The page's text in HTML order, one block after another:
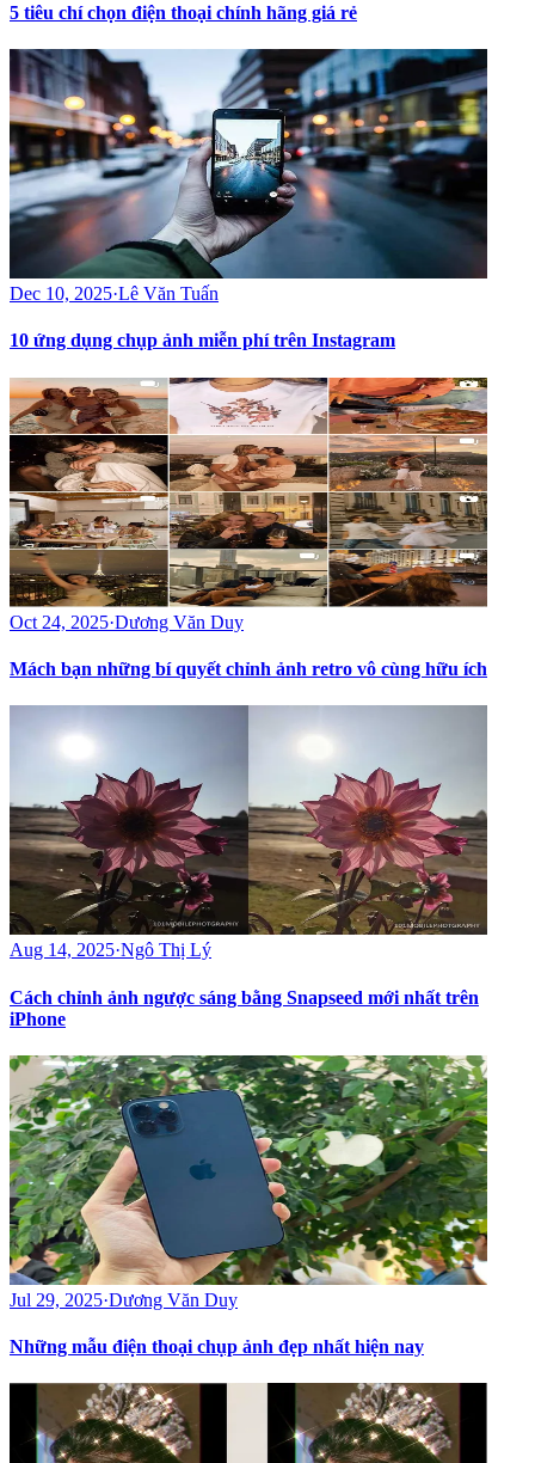
5 tiêu chí chọn điện thoại chính hãng giá rẻ
Dec 10, 2025·Lê Văn Tuấn
10 ứng dụng chụp ảnh miễn phí trên Instagram
Oct 24, 2025·Dương Văn Duy
Mách bạn những bí quyết chỉnh ảnh retro vô cùng hữu ích
Aug 14, 2025·Ngô Thị Lý
Cách chỉnh ảnh ngược sáng bằng Snapseed mới nhất trên
iPhone
Jul 29, 2025·Dương Văn Duy
Những mẫu điện thoại chụp ảnh đẹp nhất hiện nay